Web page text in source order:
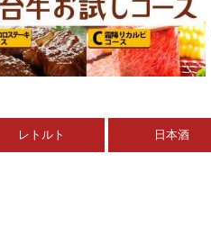
レトルト 日本酒